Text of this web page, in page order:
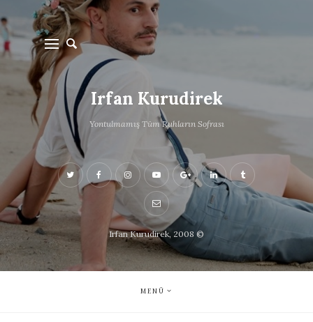
Irfan Kurudirek
Yontulmamış Tüm Ruhların Sofrası
Irfan Kurudirek, 2008 ©
MENÜ